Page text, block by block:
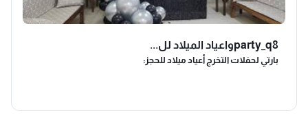
party_q8واعياد الميلاد لل...
بارتي لحفلات التخرج أعياد ميلاد للحجز: